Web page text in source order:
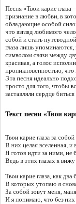
Песня «Твои карие
признание в любви, в
обладающие особой
что взгляд любимого
собой и стать
глаза лишь
символом связи между
красивая, а голос
проникновенностью, что
Эта песня идеально
просто для того, чтобы
заставляли сердце
Текст песни «Твои
Твои карие глаза за
В них целая вселенная, и
Я готов идти за ними, не
Ведь в этих глазах я
Твои карие глаза, как
В которых утопаю я
За собой зовут меня,
И я понимаю, что без